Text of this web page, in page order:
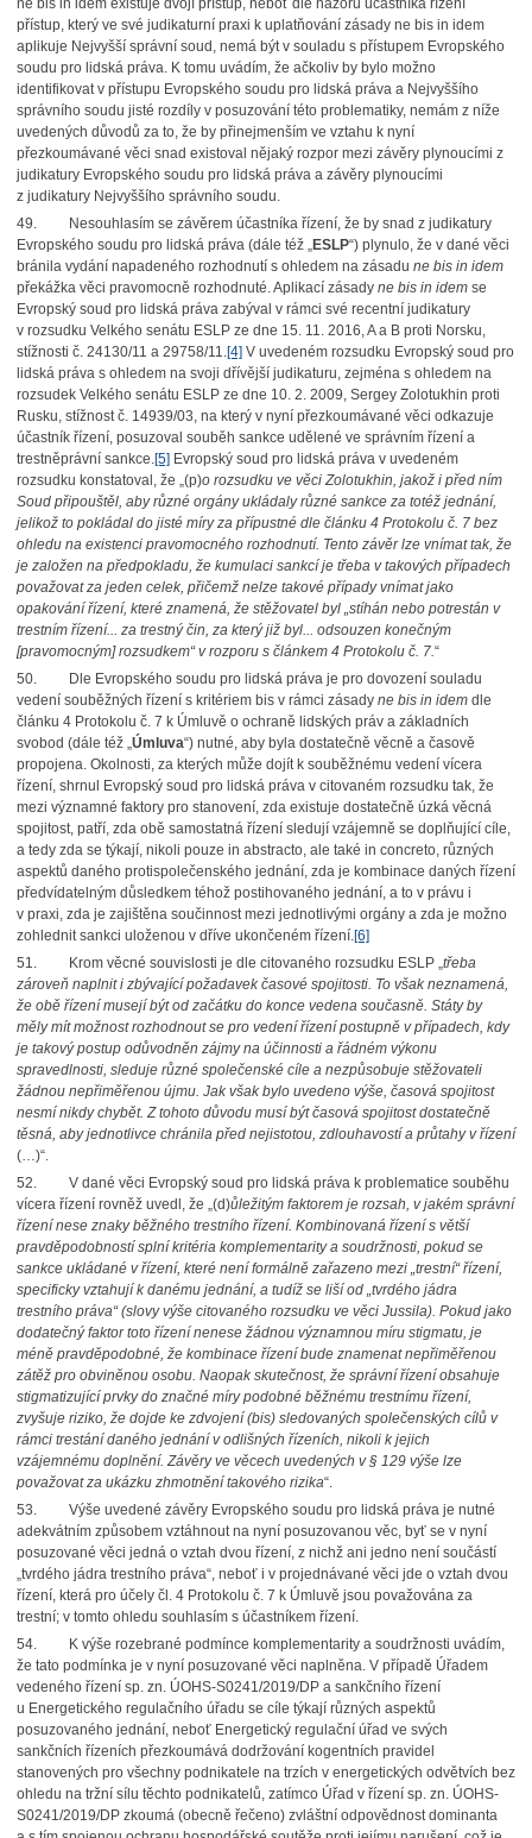
přístup, který ve své judikaturní praxi k uplatňování zásady ne bis in idem
aplikuje Nejvyšší správní soud, nemá být v souladu s přístupem Evropského
soudu pro lidská práva. K tomu uvádím, že ačkoliv by bylo možno
identifikovat v přístupu Evropského soudu pro lidská práva a Nejvyššího
správního soudu jisté rozdíly v posuzování této problematiky, nemám z níže
uvedených důvodů za to, že by přinejmenším ve vztahu k nyní
přezkoumávané věci snad existoval nějaký rozpor mezi závěry plynoucími z
judikatury Evropského soudu pro lidská práva a závěry plynoucími
z judikatury Nejvyššího správního soudu.
49. Nesouhlasím se závěrem účastníka řízení, že by snad z judikatury
Evropského soudu pro lidská práva (dále též „ ESLP“) plynulo, že v dané věci
bránila vydání napadeného rozhodnutí s ohledem na zásadu ne bis in idem
překážka věci pravomocně rozhodnuté. Aplikací zásady ne bis in idemse
Evropský soud pro lidská práva zabýval v rámci své recentní judikatury
v rozsudku Velkého senátu ESLP ze dne 15. 11. 2016, A a B proti Norsku,
stížnosti č. 24130/11 a 29758/11. [4]V uvedeném rozsudku Evropský soud pro
lidská práva s ohledem na svoji dřívější judikaturu, zejména s ohledem na
rozsudek Velkého senátu ESLP ze dne 10. 2. 2009, Sergey Zolotukhin proti
Rusku, stížnost č. 14939/03, na který v nyní přezkoumávané věci odkazuje
účastník řízení, posuzoval souběh sankce udělené ve správním řízení a
trestněprávní sankce. [5]Evropský soud pro lidská práva v uvedeném
rozsudku konstatoval, že „(p)o rozsudku ve věci Zolotukhin, jakož i před ním
Soud připouštěl, aby různé orgány ukládaly různé sankce za totéž jednání,
jelikož to pokládal do jisté míry za přípustné dle článku 4 Protokolu č. 7 bez
ohledu na existenci pravomocného rozhodnutí. Tento závěr lze vnímat tak, že
je založen na předpokladu, že kumulaci sankcí je třeba v takových případech
považovat za jeden celek, přičemž nelze takové případy vnímat jako
opakování řízení, které znamená, že stěžovatel byl „stíhán nebo potrestán v
trestním řízení... za trestný čin, za který již byl... odsouzen konečným
[pravomocným] rozsudkem“ v rozporu s článkem 4 Protokolu č. 7. “
50. Dle Evropského soudu pro lidská práva je pro dovození souladu
vedení souběžných řízení s kritériem bis v rámci zásady ne bis in idemdle
článku 4 Protokolu č. 7 k Úmluvě o ochraně lidských práv a základních
svobod (dále též „ Úmluva“) nutné, aby byla dostatečně věcně a časově
propojena. Okolnosti, za kterých může dojít k souběžnému vedení vícera
řízení, shrnul Evropský soud pro lidská práva v citovaném rozsudku tak, že
mezi významné faktory pro stanovení, zda existuje dostatečně úzká věcná
spojitost, patří, zda obě samostatná řízení sledují vzájemně se doplňující cíle,
a tedy zda se týkají, nikoli pouze in abstracto, ale také in concreto, různých
aspektů daného protispolečenského jednání, zda je kombinace daných řízení
předvídatelným důsledkem téhož postihovaného jednání, a to v právu i
v praxi, zda je zajištěna součinnost mezi jednotlivými orgány a zda je možno
zohlednit sankci uloženou v dříve ukončeném řízení. [6]
51. Krom věcné souvislosti je dle citovaného rozsudku ESLP „ třeba
zároveň naplnit i zbývající požadavek časové spojitosti. To však neznamená,
že obě řízení musejí být od začátku do konce vedena současně. Státy by
měly mít možnost rozhodnout se pro vedení řízení postupně v případech, kdy
je takový postup odůvodněn zájmy na účinnosti a řádném výkonu
spravedlnosti, sleduje různé společenské cíle a nezpůsobuje stěžovateli
žádnou nepřiměřenou újmu. Jak však bylo uvedeno výše, časová spojitost
nesmí nikdy chybět. Z tohoto důvodu musí být časová spojitost dostatečně
těsná, aby jednotlivce chránila před nejistotou, zdlouhavostí a průtahy v řízení
(…)“.
52. V dané věci Evropský soud pro lidská práva k problematice souběhu
vícera řízení rovněž uvedl, že „(d)ůležitým faktorem je rozsah, v jakém správní
řízení nese znaky běžného trestního řízení. Kombinovaná řízení s větší
pravděpodobností splní kritéria komplementarity a soudržnosti, pokud se
sankce ukládané v řízení, které není formálně zařazeno mezi „trestní“ řízení,
specificky vztahují k danému jednání, a tudíž se liší od „tvrdého jádra
trestního práva“ (slovy výše citovaného rozsudku ve věci Jussila). Pokud jako
dodatečný faktor toto řízení nenese žádnou významnou míru stigmatu, je
méně pravděpodobné, že kombinace řízení bude znamenat nepřiměřenou
zátěž pro obviněnou osobu. Naopak skutečnost, že správní řízení obsahuje
stigmatizující prvky do značné míry podobné běžnému trestnímu řízení,
zvyšuje riziko, že dojde ke zdvojení (bis) sledovaných společenských cílů v
rámci trestání daného jednání v odlišných řízeních, nikoli k jejich
vzájemnému doplnění. Závěry ve věcech uvedených v § 129 výše lze
považovat za ukázku zhmotnění takového rizika“.
53. Výše uvedené závěry Evropského soudu pro lidská práva je nutné
adekvátním způsobem vztáhnout na nyní posuzovanou věc, byť se v nyní
posuzované věci jedná o vztah dvou řízení, z nichž ani jedno není součástí
„tvrdého jádra trestního práva“, neboť i v projednávané věci jde o vztah dvou
řízení, která pro účely čl. 4 Protokolu č. 7 k Úmluvě jsou považována za
trestní; v tomto ohledu souhlasím s účastníkem řízení.
54. K výše rozebrané podmínce komplementarity a soudržnosti uvádím,
že tato podmínka je v nyní posuzované věci naplněna. V případě Úřadem
vedeného řízení sp. zn. ÚOHS-S0241/2019/DP a sankčního řízení
u Energetického regulačního úřadu se cíle týkají různých aspektů
posuzovaného jednání, neboť Energetický regulační úřad ve svých
sankčních řízeních přezkoumává dodržování kogentních pravidel
stanovených pro všechny podnikatele na trzích v energetických odvětvích bez
ohledu na tržní sílu těchto podnikatelů, zatímco Úřad v řízení sp. zn. ÚOHS-
S0241/2019/DP zkoumá (obecně řečeno) zvláštní odpovědnost dominanta